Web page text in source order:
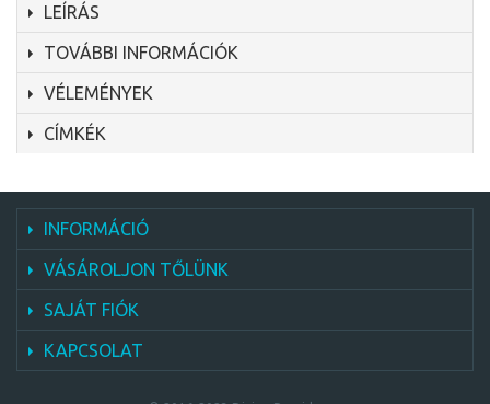
LEÍRÁS
TOVÁBBI INFORMÁCIÓK
VÉLEMÉNYEK
CÍMKÉK
INFORMÁCIÓ
VÁSÁROLJON TŐLÜNK
SAJÁT FIÓK
KAPCSOLAT